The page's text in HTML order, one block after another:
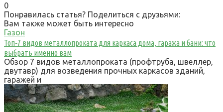
0
Понравилась статья? Поделиться с друзьями:
Вам также может быть интересно
Газон
Топ‑7 видов металлопроката для каркаса дома, гаража и бани: что
выбрать именно вам
Обзор 7 видов металлопроката (профтруба, швеллер,
двутавр) для возведения прочных каркасов зданий,
гаражей и